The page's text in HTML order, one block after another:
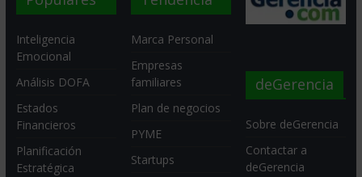
Inteligencia
Emocional
Análisis DOFA
Estados
Financieros
Planificación
Estratégica
Marca Personal
Empresas
familiares
Plan de negocios
PYME
Startups
deGerencia
Sobre deGerencia
Contactar a
deGerencia